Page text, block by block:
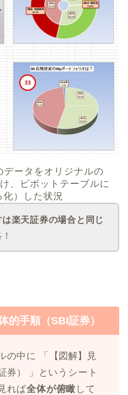
ータをオリジナルの
、ピボットテーブルに
）した状況
は楽天証券の場合と同じ
的手順（SBI証券）
の中に 「
【図解】見
券）
」というシート
れば全体が俯瞰 して